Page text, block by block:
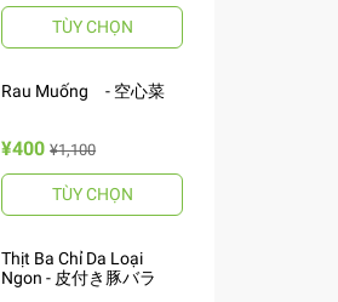
TÙY CHỌN
Rau Muống - 空心菜
¥400 ¥1,100
TÙY CHỌN
Thịt Ba Chỉ Da Loại
Ngon - 皮付き豚バラ